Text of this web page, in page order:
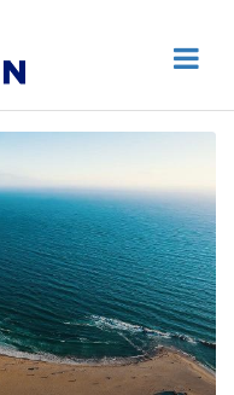
444 80 92
Erken Rezervasyon